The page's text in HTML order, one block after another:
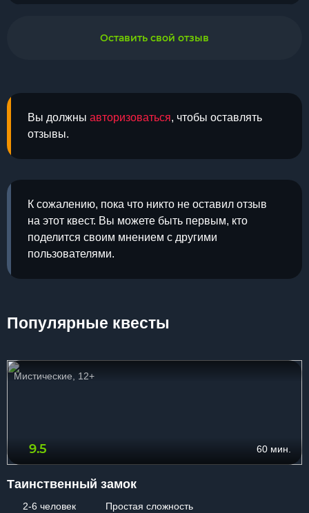
Вы должны авторизоваться, чтобы оставлять
отзывы.
К сожалению, пока что никто не оставил отзыв
на этот квест. Вы можете быть первым, кто
поделится своим мнением с другими
пользователями.
Оставить свой отзыв
Популярные квесты
Мистические, 12+
9.5 60 мин.
Таинственный замок
2-6 человек
Простая сложность